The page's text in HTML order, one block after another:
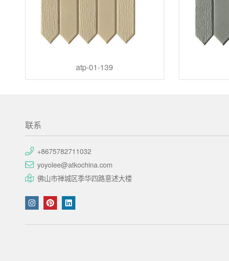
atp-01-139
联系
+8675782711032
yoyolee@atkochina.com
佛山市禅城区季华四路意述大楼